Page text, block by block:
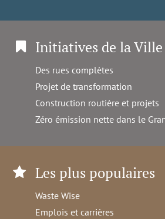
Initiatives de la Ville
Des rues complètes
Projet de transformation
Construction routière et projets
Zéro émission nette dans le
Les plus populaires
Waste Wise
Emplois et carrières